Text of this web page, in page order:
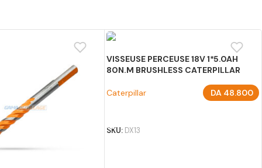
VISSEUSE PERCEUSE 18V 1*5.0AH
80N.M BRUSHLESS CATERPILLAR
Caterpillar DA48.800
SKU: DX13